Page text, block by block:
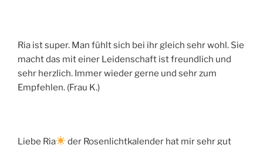
Ria ist super. Man fühlt sich bei ihr gleich sehr wohl. Sie
macht das mit einer Leidenschaft ist freundlich und
sehr herzlich. Immer wieder gerne und sehr zum
Empfehlen. (Frau K.)
Liebe Ria
der Rosenlichtkalender hat mir sehr gut